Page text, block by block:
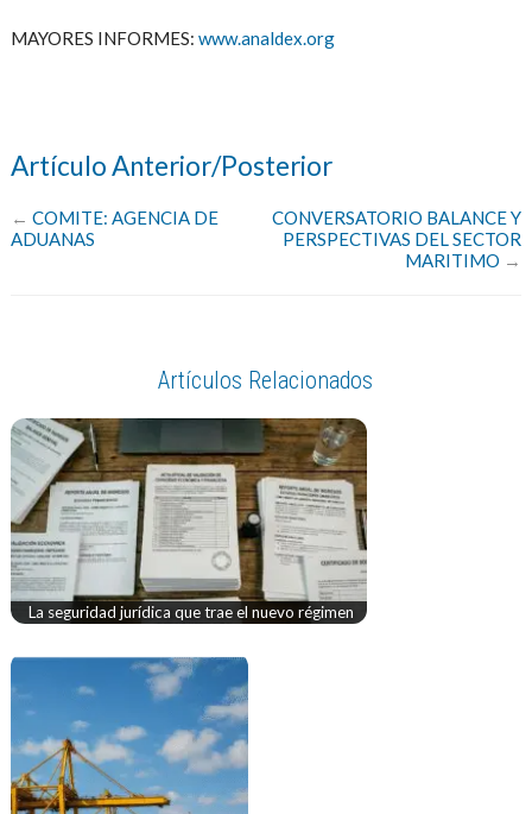
MAYORES INFORMES: www.analdex.org
Artículo Anterior/Posterior
← COMITE: AGENCIA DE
ADUANAS
CONVERSATORIO BALANCE Y
PERSPECTIVAS DEL SECTOR
MARITIMO →
Artículos Relacionados
La seguridad jurídica que trae el nuevo régimen